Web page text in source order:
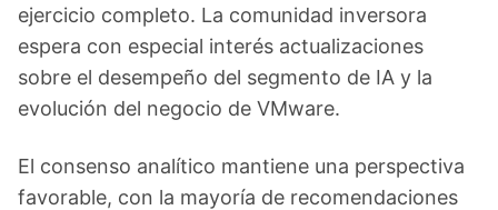
ejercicio completo. La comunidad inversora
espera con especial interés actualizaciones
sobre el desempeño del segmento de IA y la
evolución del negocio de VMware.
El consenso analítico mantiene una perspectiva
favorable, con la mayoría de recomendaciones